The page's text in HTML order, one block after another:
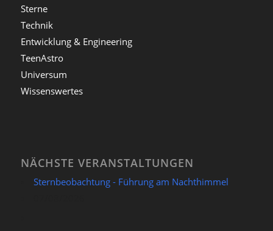
Sterne
Technik
Entwicklung & Engineering
TeenAstro
Universum
Wissenswertes
NÄCHSTE VERANSTALTUNGEN
Sternbeobachtung - Führung am Nachthimmel